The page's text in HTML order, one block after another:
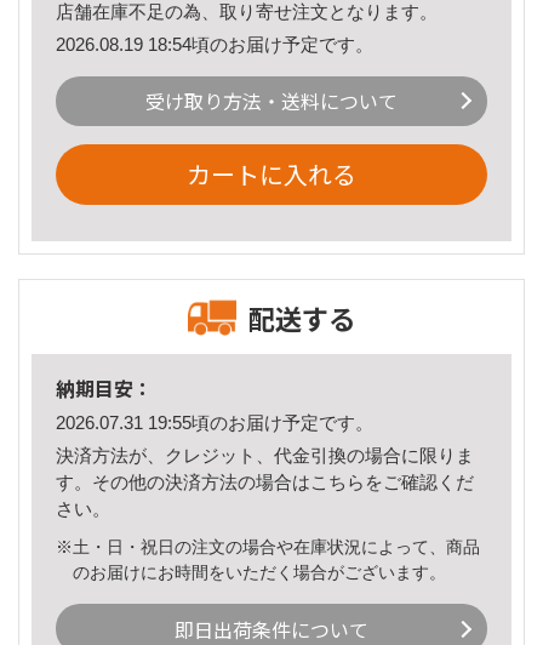
店舗在庫不足の為、取り寄せ注文となります。
2026.08.19 18:54頃のお届け予定です。
受け取り方法・送料について
カートに入れる
配送する
納期目安：
2026.07.31 19:55頃のお届け予定です。
決済方法が、クレジット、代金引換の場合に限りま
す。その他の決済方法の場合はこちら をご確認くだ
さい。
※土・日・祝日の注文の場合や在庫状況によって、商品
のお届けにお時間をいただく場合がございます。
即日出荷条件について